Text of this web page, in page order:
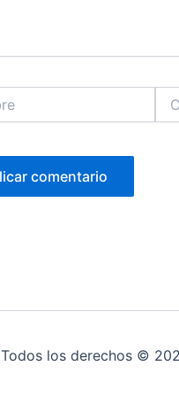
Todos los derechos ©